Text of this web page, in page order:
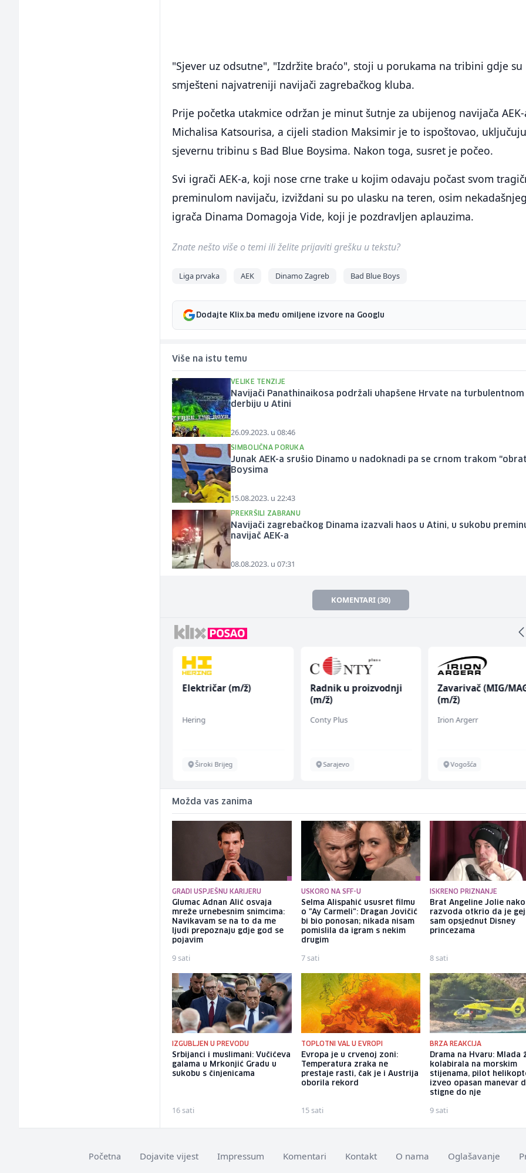
"Sjever uz odsutne", "Izdržite braćo", stoji u porukama na tribini gdje su
smješteni najvatreniji navijači zagrebačkog kluba.
Prije početka utakmice održan je minut šutnje za ubijenog navijača
Michalisa Katsourisa, a cijeli stadion Maksimir je to ispoštovao,
sjevernu tribinu s Bad Blue Boysima. Nakon toga, susret je počeo.
Svi igrači AEK-a, koji nose crne trake u kojim odavaju počast svom
preminulom navijaču, izviždani su po ulasku na teren, osim
igrača Dinama Domagoja Vide, koji je pozdravljen aplauzima.
Znate nešto više o temi ili želite prijaviti grešku u tekstu?
Liga prvaka AEK Dinamo Zagreb Bad Blue Boys
Dodajte Klix.ba među omiljene izvore na Googlu
Više na istu temu
VELIKE TENZIJE
Navijači Panathinaikosa podržali uhapšene Hrvate na turbulentnom
derbiju u Atini
26.09.2023. u 08:46
SIMBOLIČNA PORUKA
Junak AEK-a srušio Dinamo u nadoknadi pa se crnom trakom
Boysima
15.08.2023. u 22:43
PREKRŠILI ZABRANU
Navijači zagrebačkog Dinama izazvali haos u Atini, u sukobu
navijač AEK-a
08.08.2023. u 07:31
KOMENTARI (30)
Električar (m/ž)
Hering
Široki Brijeg
Radnik u proizvodnji
(m/ž)
Conty Plus
Sarajevo
Zavarivač (MIG/
(m/ž)
Irion Argerr
Vogošća
Možda vas zanima
GRADI USPJEŠNU KARIJERU
Glumac Adnan Alić osvaja
mreže urnebesnim snimcima:
Navikavam se na to da me
ljudi prepoznaju gdje god se
pojavim
9 sati
USKORO NA SFF-U
Selma Alispahić ususret filmu
o "Ay Carmeli": Dragan Jovičić
bi bio ponosan; nikada nisam
pomislila da igram s nekim
drugim
7 sati
ISKRENO PRIZNANJE
Brat Angeline Jolie
razvoda otkrio da je
sam opsjednut Disney
princezama
8 sati
IZGUBLJEN U PREVODU
Srbijanci i muslimani: Vučićeva
galama u Mrkonjić Gradu u
sukobu s činjenicama
16 sati
TOPLOTNI VAL U EVROPI
Evropa je u crvenoj zoni:
Temperatura zraka ne
prestaje rasti, čak je i Austrija
oborila rekord
15 sati
BRZA REAKCIJA
Drama na Hvaru: Mlada
kolabirala na morskim
stijenama, pilot
izveo opasan manevar
stigne do nje
9 sati
Početna Dojavite vijest Impressum Komentari Kontakt O nama Oglašavanje